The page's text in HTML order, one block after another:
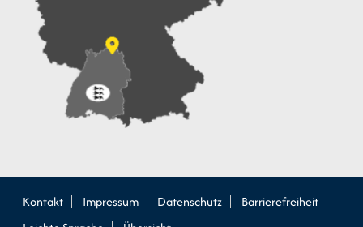
Kontakt Impressum Datenschutz
Barrierefreiheit